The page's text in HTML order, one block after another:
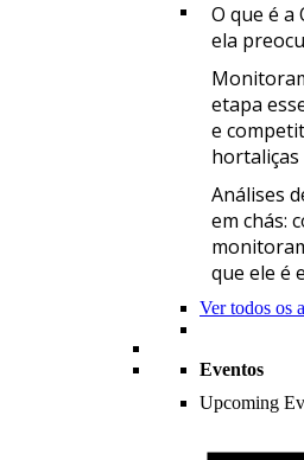
O que é a
ela
etapa
e
hortaliças
Análises
em chás:
que ele é
Ver todos os
Eventos
Upcoming